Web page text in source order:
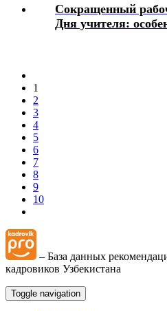
Сокращенный
Дня учителя:
1
2
3
4
5
6
7
8
9
10
– База данных
кадровиков Узбекистана
Toggle navigation